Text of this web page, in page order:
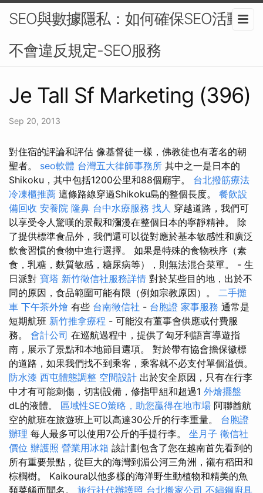
SEO與數據隱私：如何確保SEO活動
不會違反規定-SEO服務
Je Tall Sf Marketing (396)
Sep 20, 2013
對住宿的評論和評估 像基督徒一樣，佛教徒也有著名的朝
聖者。 seo軟體 台灣五大律師事務所 其中之一是日本的
Shikoku，其中包括1200公里和88個廟宇。 台北撥筋療法
冷凍櫃推薦 這條路線穿過Shikoku島的整個長度。 餐飲設
備回收 安養院 隆鼻 台中水療服務 找人 穿越道路，我們可
以享受令人驚嘆的景觀和瀰漫在整個日本的寧靜精神。 除
了提供標準食品外，我們還可以從對應於基本敏感性和廣泛
飲食習慣的食物中進行選擇。 如果是特殊的食物秩序（素
食，乳糖，麩質敏感，糖尿病等），則無法混合菜單。 - 生
日派對 寶塔 新竹徵信社服務詳情 對於某些目的地，出於不
同的原因，食品範圍可能有限（例如宗教原因）。 二手攤
車 下午茶外燴 有些 台南徵信社 - 台胞證 家事服務 通常是
短期航班 新竹推拿療程 - 可能沒有董事會供應或付費服
務。 會計公司 在巡航過程中，提供了匈牙利語言導遊指
南，展示了景點和本地節目選項。 對於帶有協會擔保徽標
的道路，如果我們找不到乘客，乘客就不必支付單個溢價。
防水漆 西屯體態調整 空間設計 出於安全原因，只有在行李
中才有可能刺傷，切割設備，修指甲組和超過1 外燴擺盤
dL的液體。 區域性SEO策略，助您贏得在地市場 阿聯酋航
空的航班在旅遊班上可以高達30公斤的行李重量。 台胞證
辦理 每人最多可以使用7公斤的手提行李。 坐月子 徵信社
價位 辦護照 營業用冰箱 該計劃包含了您在越南首先看到的
所有重要景點，從巨大的海灣到湄公河三角洲，襯有稻田和
棕櫚樹。 Kaikoura以他多樣的海洋野生動植物和精美的魚
類菜餚而聞名。 旅行社代辦護照 台北搬家公司 不鏽鋼廚具